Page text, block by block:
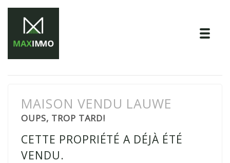
MAISON VENDU LAUWE
OUPS, TROP TARD!
CETTE PROPRIÉTÉ A DÉJÀ ÉTÉ
VENDU.